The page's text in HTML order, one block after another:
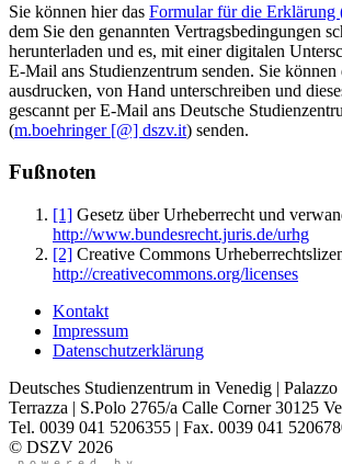
Sie können hier das Formular für die Erklärung
dem Sie den genannten Vertragsbedingungen
herunterladen und es, mit einer digitalen
E-Mail ans Studienzentrum senden. Sie können
ausdrucken, von Hand unterschreiben und
gescannt per E-Mail ans Deutsche
(m.boehringer [@] dszv.it) senden.
Fußnoten
[1] Gesetz über Urheberrecht und
http://www.bundesrecht.juris.de/urhg
[2] Creative Commons
http://creativecommons.org/licenses
Kontakt
Impressum
Datenschutzerklärung
Deutsches Studienzentrum in Venedig |
Terrazza | S.Polo 2765/a Calle Corner 30125
Tel. 0039 041 5206355 | Fax. 0039 041
© DSZV 2026